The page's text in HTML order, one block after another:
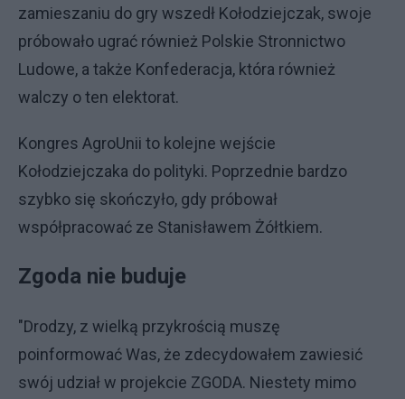
zamieszaniu do gry wszedł Kołodziejczak, swoje
próbowało ugrać również Polskie Stronnictwo
Ludowe, a także Konfederacja, która również
walczy o ten elektorat.
Kongres AgroUnii to kolejne wejście
Kołodziejczaka do polityki. Poprzednie bardzo
szybko się skończyło, gdy próbował
współpracować ze Stanisławem Żółtkiem.
Zgoda nie buduje
"Drodzy, z wielką przykrością muszę
poinformować Was, że zdecydowałem zawiesić
swój udział w projekcie ZGODA. Niestety mimo